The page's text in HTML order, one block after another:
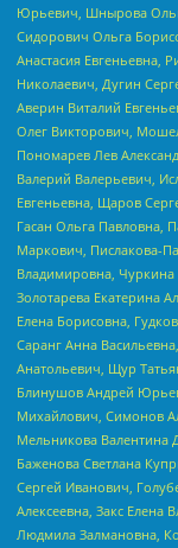
Юрьевич, Шнырова
Сидорович Ольга
Анастасия Евгеньевна,
Николаевич, Дугин
Аверин Виталий
Олег Викторович,
Пономарев Лев
Валерий Валерьевич,
Евгеньевна, Щаров
Гасан Ольга Павловна,
Маркович, Пислакова-
Владимировна, Чуркина
Золотарева Екатерина
Елена Борисовна,
Саранг Анна
Анатольевич, Щур
Блинушов Андрей
Михайлович, Симонов
Мельникова Валентина
Баженова Светлана
Сергей Иванович,
Алексеевна, Закс Елена
Людмила Залмановна,